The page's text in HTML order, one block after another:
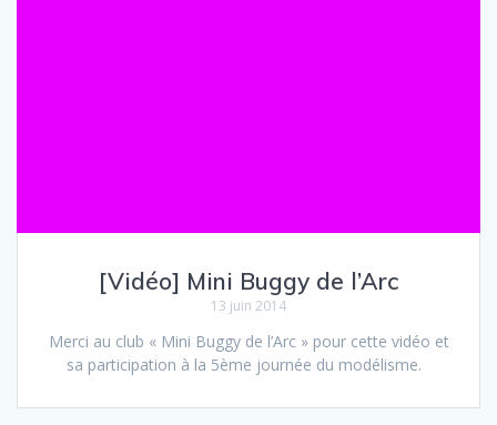
[Vidéo] Mini Buggy de l’Arc
13 juin 2014
Merci au club « Mini Buggy de l’Arc » pour cette vidéo et
sa participation à la 5ème journée du modélisme.